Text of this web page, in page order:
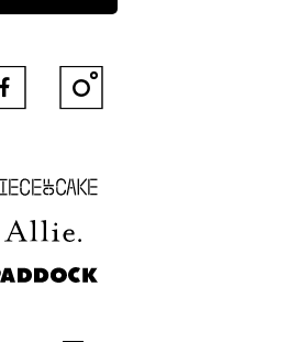
Piece of Cake
Allie
Paddock
 